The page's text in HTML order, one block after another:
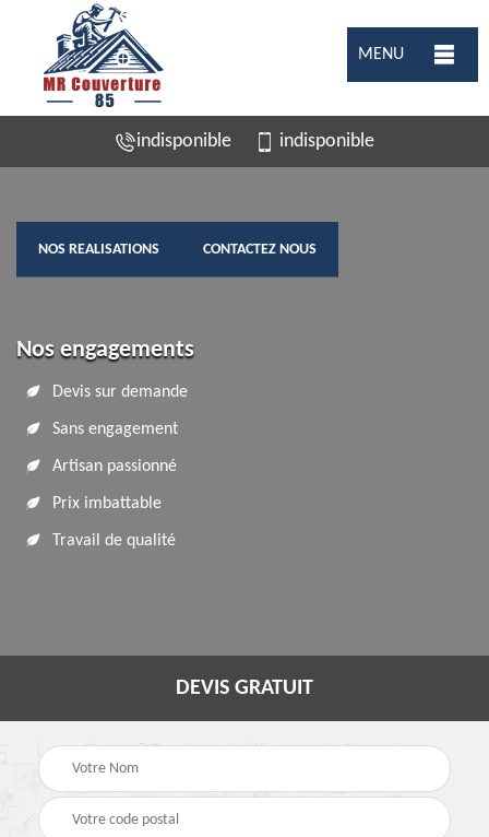
MENU
indisponible indisponible
NOS REALISATIONS CONTACTEZ NOUS
Nos engagements
Devis sur demande
Sans engagement
Artisan passionné
Prix imbattable
Travail de qualité
DEVIS GRATUIT